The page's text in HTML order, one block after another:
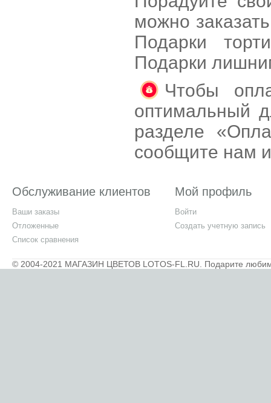
можно
Подарки
Подарки
Чтобы
оптимальный
разделе
сообщите нам
Обслуживание клиентов
Ваши заказы
Отложенные
Список сравнения
Мой профиль
Войти
Создать учетную запись
© 2004-2021 МАГАЗИН ЦВЕТОВ LOTOS-FL.RU. Подарите